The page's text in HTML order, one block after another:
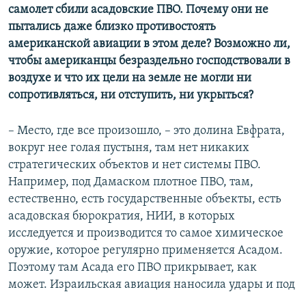
самолет сбили асадовские ПВО. Почему они не
пытались даже близко противостоять
американской авиации в этом деле? Возможно ли,
чтобы американцы безраздельно господствовали в
воздухе и что их цели на земле не могли ни
сопротивляться, ни отступить, ни укрыться?
– Место, где все произошло, – это долина Евфрата,
вокруг нее голая пустыня, там нет никаких
стратегических объектов и нет системы ПВО.
Например, под Дамаском плотное ПВО, там,
естественно, есть государственные объекты, есть
асадовская бюрократия, НИИ, в которых
исследуется и производится то самое химическое
оружие, которое регулярно применяется Асадом.
Поэтому там Асада его ПВО прикрывает, как
может. Израильская авиация наносила удары и под